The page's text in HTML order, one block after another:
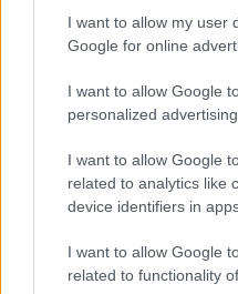
I want to allow my user
Google for online
I want to allow Google
personalized advertising.
I want to allow Google
related to analytics like
device identifiers in
I want to allow Google
related to functionality
(SOL)
(AVAX)